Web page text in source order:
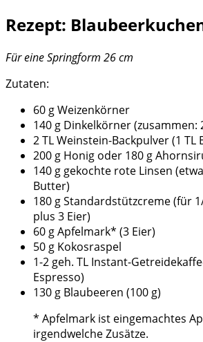
Rezept:
Für eine Springform 26 cm
Zutaten:
60 g Weizenkörner
140 g Dinkelkörner (zusammen:
2 TL Weinstein-Backpulver (1 TL
200 g Honig oder 180 g
140 g gekochte rote Linsen
Butter)
180 g Standardstützcreme (für
plus 3 Eier)
60 g Apfelmark* (3 Eier)
50 g Kokosraspel
1-2 geh. TL Instant-
Espresso)
130 g Blaubeeren (100 g)
* Apfelmark ist eingemachtes
irgendwelche Zusätze.